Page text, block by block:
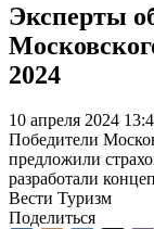
Эксперты
2024
10 апреля 2024
Победители
предложили
разработали
Вести Туризм
Поделиться